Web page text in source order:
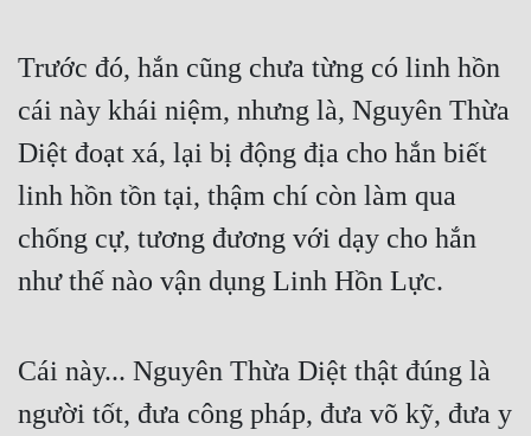
Tính Cách Nhân Vật :
Cơ Trí
Sát Phạt Quyết Đoán
Trước đó, hắn cũng chưa từng có linh hồn
cái này khái niệm, nhưng là, Nguyên Thừa
Diệt đoạt xá, lại bị động địa cho hắn biết
linh hồn tồn tại, thậm chí còn làm qua
chống cự, tương đương với dạy cho hắn
như thế nào vận dụng Linh Hồn Lực.
Cái này... Nguyên Thừa Diệt thật đúng là
người tốt, đưa công pháp, đưa võ kỹ, đưa y